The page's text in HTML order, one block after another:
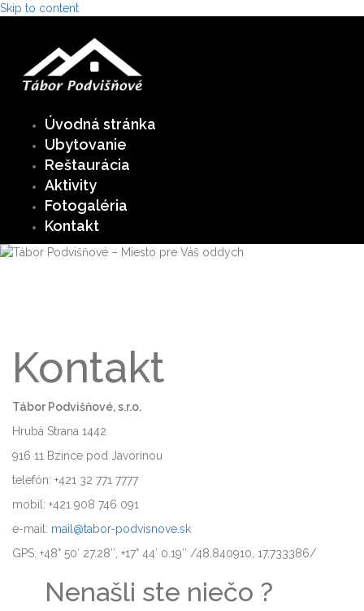
Skip to content
Úvodná stránka
Ubytovanie
Reštaurácia
Aktivity
Fotogaléria
Kontakt
Kontakt
Tábor Podvišňové, s.r.o.
Hrubá Strana 1442
916 11 Bzince pod Javorinou
telefón: +421 32 771 7777
mobil: +421 908 746 091
e-mail: mail@tabor-podvisnove.sk
GPS: +48° 50′ 27.28″, +17° 44′ 0.19″ /48.840910, 17.733386/
Nenašli ste niečo ?